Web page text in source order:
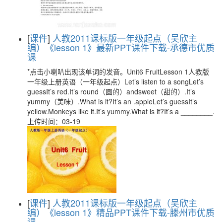
[课件] 人教2011课标版一年级起点（吴欣主
编）《lesson 1》最新PPT课件下载-承德市优质
课
*点击小喇叭出现该单词的发音。Unit6 FruitLesson 1人教版
一年级上册英语（一年级起点）Let’s listen to a songLet’s
guessIt’s red.It’s round（圆的）andsweet（甜的）.It’s
yummy（美味）.What is it?It’s an .appleLet’s guessIt’s
yellow.Monkeys like it.It’s yummy.What is it?It’s a ________.
上传时间：03-19
[课件] 人教2011课标版一年级起点（吴欣主
编）《lesson 1》精品PPT课件下载-滕州市优质